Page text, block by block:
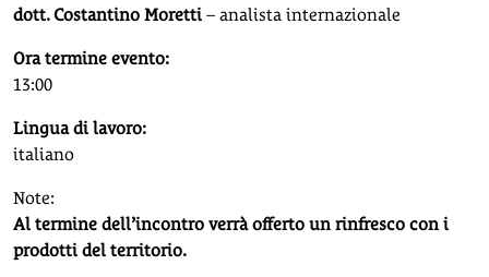
dott. Costantino Moretti – analista internazionale
Ora termine evento:
13:00
Lingua di lavoro:
italiano
Note:
Al termine dell’incontro verrà offerto un rinfresco con i
prodotti del territorio.